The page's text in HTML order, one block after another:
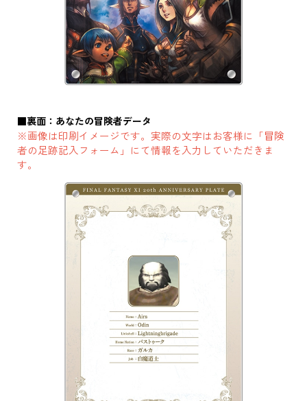
■裏面：あなたの冒険者データ
※画像は印刷イメージです。実際の文字はお客様に「冒険
者の足跡記入フォーム」にて情報を入力していただきま
す。